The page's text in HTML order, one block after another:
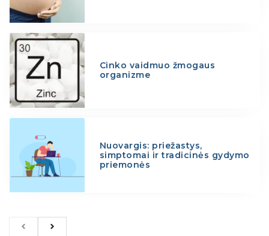
Cinko vaidmuo žmogaus
organizme
Nuovargis: priežastys,
simptomai ir tradicinės gydymo
priemonės